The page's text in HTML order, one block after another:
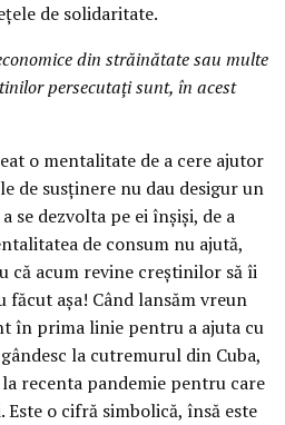
de solidaritate.
din străinătate sau multe
persecutați sunt, în acest
o mentalitate de a cere ajutor
de susținere nu dau desigur un
se dezvolta pe ei înșiși, de a
de consum nu ajută,
că acum revine creștinilor să îi
făcut așa! Când lansăm vreun
în prima linie pentru a ajuta cu
la cutremurul din Cuba,
recenta pandemie pentru care
Este o cifră simbolică, însă este